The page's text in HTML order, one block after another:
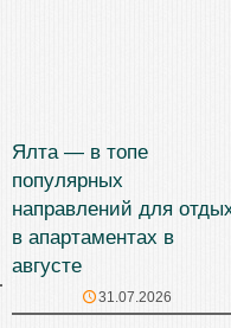
Ялта — в топе
популярных
направлений для
в апартаментах в
августе
31.07.2026